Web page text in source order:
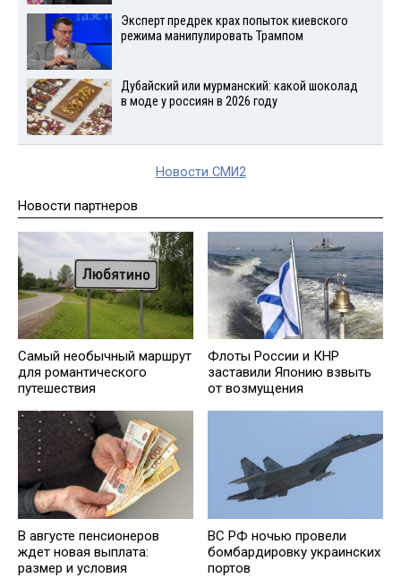
Эксперт предрек крах попыток киевского
режима манипулировать Трампом
Дубайский или мурманский: какой шоколад
в моде у россиян в 2026 году
Новости СМИ2
Новости партнеров
Самый необычный маршрут
для романтического
путешествия
Флоты России и КНР
заставили Японию взвыть
от возмущения
В августе пенсионеров
ждет новая выплата:
размер и условия
ВС РФ ночью провели
бомбардировку украинских
портов